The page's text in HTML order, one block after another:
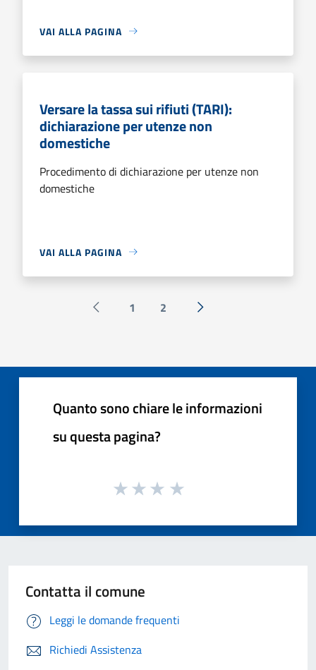
VAI ALLA PAGINA
Versare la tassa sui rifiuti (TARI):
dichiarazione per utenze non
domestiche
Procedimento di dichiarazione per utenze non
domestiche
VAI ALLA PAGINA
Pagina precedente
1 2 Successiva »
Quanto sono chiare le informazioni
su questa pagina?
Contatta il comune
Leggi le domande frequenti
Richiedi Assistenza